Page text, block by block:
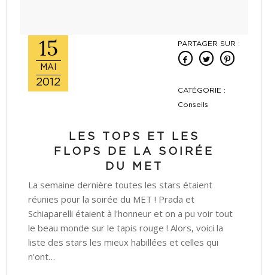
15
MAI
2012
PARTAGER SUR :
CATÉGORIE :
Conseils
LES TOPS ET LES
FLOPS DE LA SOIRÉE
DU MET
La semaine dernière toutes les stars étaient
réunies pour la soirée du MET ! Prada et
Schiaparelli étaient à l'honneur et on a pu voir tout
le beau monde sur le tapis rouge ! Alors, voici la
liste des stars les mieux habillées et celles qui
n'ont…